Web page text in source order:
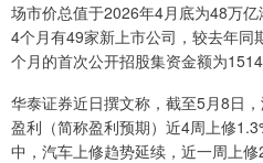
场市价总值于2026年4月底为48万
4个月有49家新上市公司，较去年
个月的首次公开招股集资金额为
华泰证券近日撰文称，截至5月8日
盈利（简称盈利预期）近4周上修
中，汽车上修趋势延续，近一周上